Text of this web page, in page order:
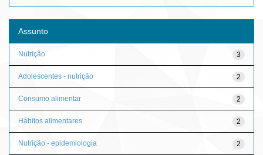
Assunto
3
Nutrição
2
Adolescentes - nutrição
2
Consumo alimentar
2
Hábitos alimentares
2
Nutrição - epidemiologia